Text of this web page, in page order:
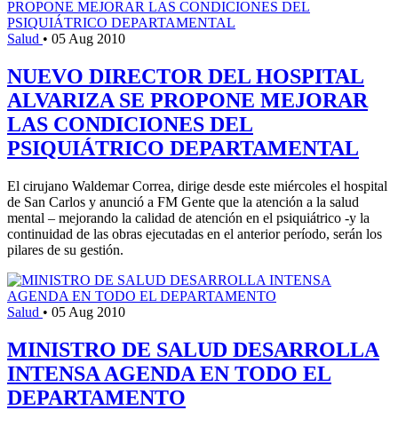
Salud • 05 Aug 2010
NUEVO DIRECTOR DEL HOSPITAL
ALVARIZA SE PROPONE MEJORAR
LAS CONDICIONES DEL
PSIQUIÁTRICO DEPARTAMENTAL
El cirujano Waldemar Correa, dirige desde este miércoles el hospital
de San Carlos y anunció a FM Gente que la atención a la salud
mental – mejorando la calidad de atención en el psiquiátrico -y la
continuidad de las obras ejecutadas en el anterior período, serán los
pilares de su gestión.
Salud • 05 Aug 2010
MINISTRO DE SALUD DESARROLLA
INTENSA AGENDA EN TODO EL
DEPARTAMENTO